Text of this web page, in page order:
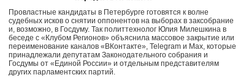
Провластные кандидаты в Петербурге готовятся к волне
судебных исков о снятии оппонентов на выборах в заксобрание
и, возможно, в Госдуму. Так политтехнолог Юлия Милешкина в
беседе с «Клубом Регионов» объяснила массовое закрытие или
переименование каналов «ВКонтакте», Telegram и Max, которые
принадлежали депутатам Законодательного собрания и
Госдумы от «Единой России» и отдельным представителям
других парламентских партий.